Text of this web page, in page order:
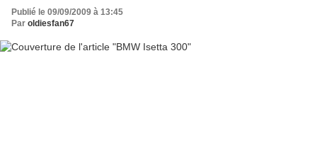
Publié le 09/09/2009 à 13:45
Par oldiesfan67